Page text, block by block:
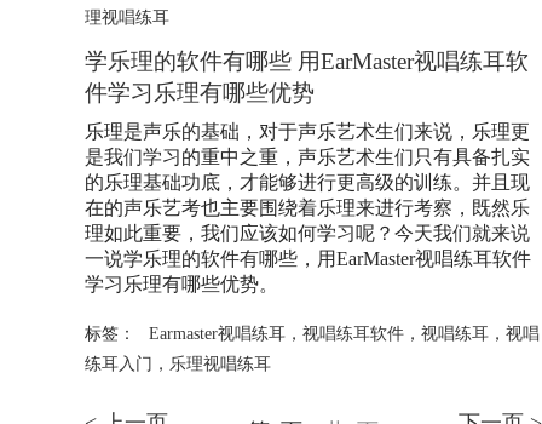
理视唱练耳
学乐理的软件有哪些 用EarMaster视唱练耳软
件学习乐理有哪些优势
乐理是声乐的基础，对于声乐艺术生们来说，乐理更
是我们学习的重中之重，声乐艺术生们只有具备扎实
的乐理基础功底，才能够进行更高级的训练。并且现
在的声乐艺考也主要围绕着乐理来进行考察，既然乐
理如此重要，我们应该如何学习呢？今天我们就来说
一说学乐理的软件有哪些，用EarMaster视唱练耳软件
学习乐理有哪些优势。
标签： Earmaster视唱练耳， 视唱练耳软件， 视唱练耳， 视唱
练耳入门 ， 乐理视唱练耳